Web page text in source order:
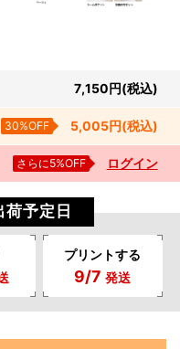
7,150 円(税込)
30%OFF 5,005円(税込)
さらに5%OFF ログイン
予定日
プリントする
9/7 発送